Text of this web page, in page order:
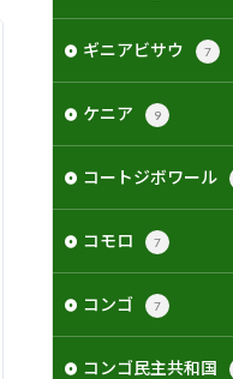
ギニアビサウ 7
ケニア 9
コートジボワール
コモロ 7
コンゴ 7
コンゴ民主共和国